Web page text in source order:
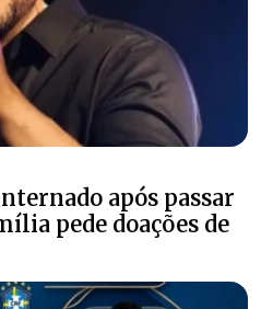
após passar
pede doações de